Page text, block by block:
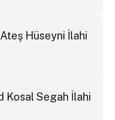
Hüseyni İlahi
Kosal Segah İlahi